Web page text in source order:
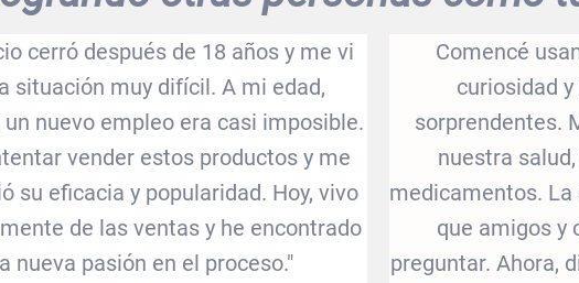
cerró después de 18 años y me vi
situación muy difícil. A mi edad,
nuevo empleo era casi imposible.
vender estos productos y me
su eficacia y popularidad. Hoy, vivo
de las ventas y he encontrado
nueva pasión en el proceso."
Comencé
curiosidad
sorprendentes.
nuestra
medicamentos.
que amigos y
preguntar. Ahora,